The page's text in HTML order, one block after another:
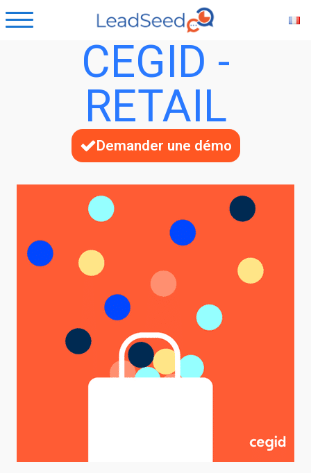
CEGID -
RETAIL
Demander une démo